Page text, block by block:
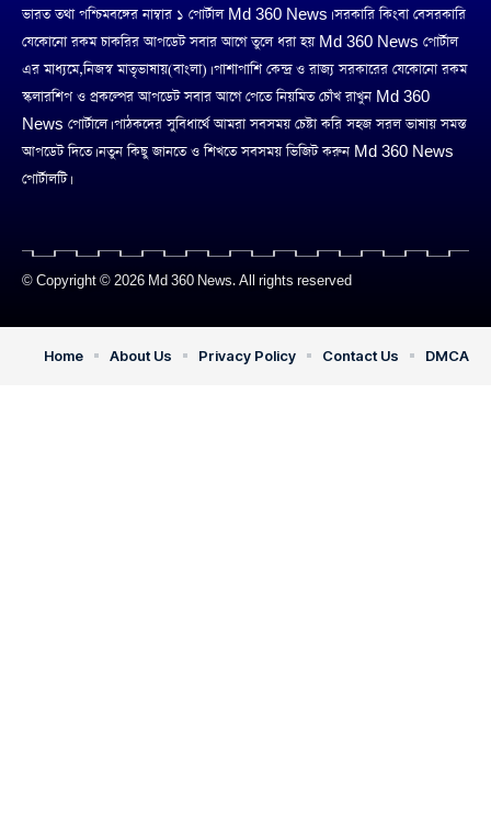
ভারত তথা পশ্চিমবঙ্গের নাম্বার ১ পোর্টাল Md 360 News। সরকারি কিংবা বেসরকারি
যেকোনো রকম চাকরির আপডেট সবার আগে তুলে ধরা হয় Md 360 News পোর্টাল
এর মাধ্যমে,নিজস্ব মাতৃভাষায়(বাংলা)। পাশাপাশি কেন্দ্র ও রাজ্য সরকারের যেকোনো রকম
স্কলারশিপ ও প্রকল্পের আপডেট সবার আগে পেতে নিয়মিত চোঁখ রাখুন Md 360
News পোর্টালে। পাঠকদের সুবিধার্থে আমরা সবসময় চেষ্টা করি সহজ সরল ভাষায় সমস্ত
আপডেট দিতে। নতুন কিছু জানতে ও শিখতে সবসময় ভিজিট করুন Md 360 News
পোর্টালটি।
© Copyright © 2026 Md 360 News. All rights reserved
Home About Us Privacy Policy Contact Us DMCA